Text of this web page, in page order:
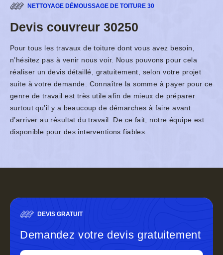
NETTOYAGE DÉMOUSSAGE DE TOITURE 30
Devis couvreur 30250
Pour tous les travaux de toiture dont vous avez besoin,
n’hésitez pas à venir nous voir. Nous pouvons pour cela
réaliser un devis détaillé, gratuitement, selon votre projet
suite à votre demande. Connaître la somme à payer pour ce
genre de travail est très utile afin de mieux de préparer
surtout qu’il y a beaucoup de démarches à faire avant
d’arriver au résultat du travail. De ce fait, notre équipe est
disponible pour des interventions fiables.
DEVIS GRATUIT
Demandez votre devis gratuitement